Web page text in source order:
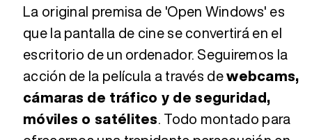
Tráiler en español 'Outcome' (2026)
La original premisa de 'Open Windows' es
que la pantalla de cine se convertirá en el
escritorio de un ordenador. Seguiremos la
acción de la película a través dewebcams,
cámaras de tráfico y de seguridad,
móviles o satélites. Todo montado para